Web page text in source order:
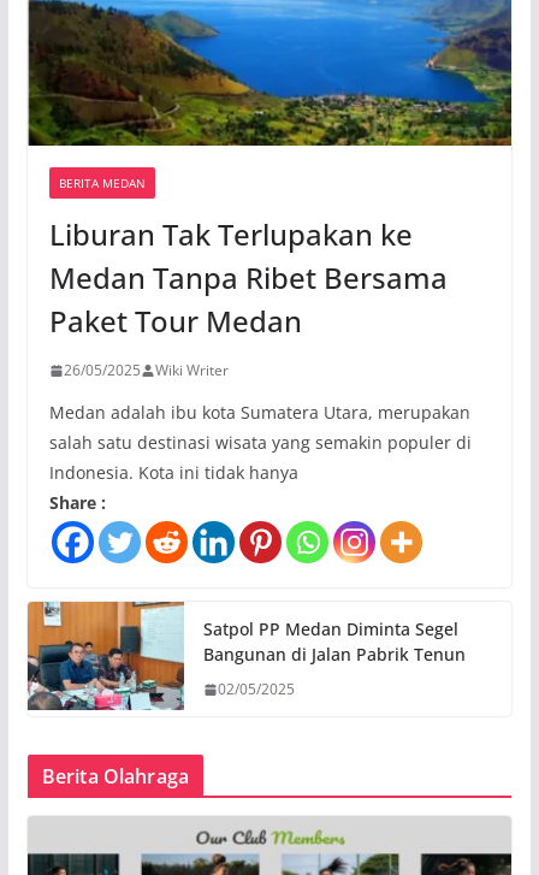
BERITA MEDAN
Liburan Tak Terlupakan ke
Medan Tanpa Ribet Bersama
Paket Tour Medan
26/05/2025 Wiki Writer
Medan adalah ibu kota Sumatera Utara, merupakan
salah satu destinasi wisata yang semakin populer di
Indonesia. Kota ini tidak hanya
Share :
Satpol PP Medan Diminta Segel
Bangunan di Jalan Pabrik Tenun
02/05/2025
Berita Olahraga